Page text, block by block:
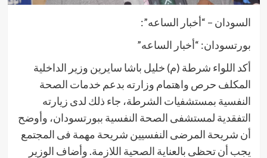
السودان – “أخبار الساعه”:
بورتسودان: “أخبار الساعه”
أكد اللواء شرطة (م) خليل باشا سايرين وزير الداخلية
المكلف حرص واهتمام وزارته بدعم خدمات الصحة
النفسية بمستشفيات الشرطة، جاء ذلك لدى زيارته
التفقدية لمستشفى الصحة النفسية ببورتسودان، وأوضح
أن شريحة المرضى النفسيين شريحة مهمة فى المجتمع
يجب أن تحظى بالعناية الصحية اللازمة. وأضاف الوزير